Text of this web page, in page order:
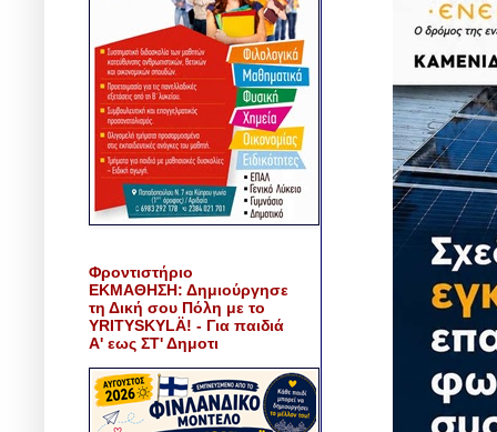
Φροντιστήριο
ΕΚΜΑΘΗΣΗ: Δημιούργησε
τη Δική σου Πόλη με το
YRITYSKYLÄ! - Για παιδιά
Α' εως ΣΤ' Δημοτι